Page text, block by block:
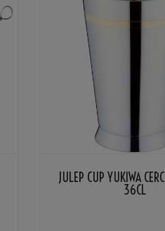
JULEP CUP YUKIWA
36CL